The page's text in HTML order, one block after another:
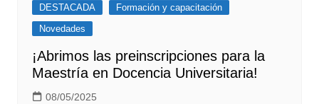
DESTACADA
Formación y capacitación
Novedades
¡Abrimos las preinscripciones para la
Maestría en Docencia Universitaria!
08/05/2025